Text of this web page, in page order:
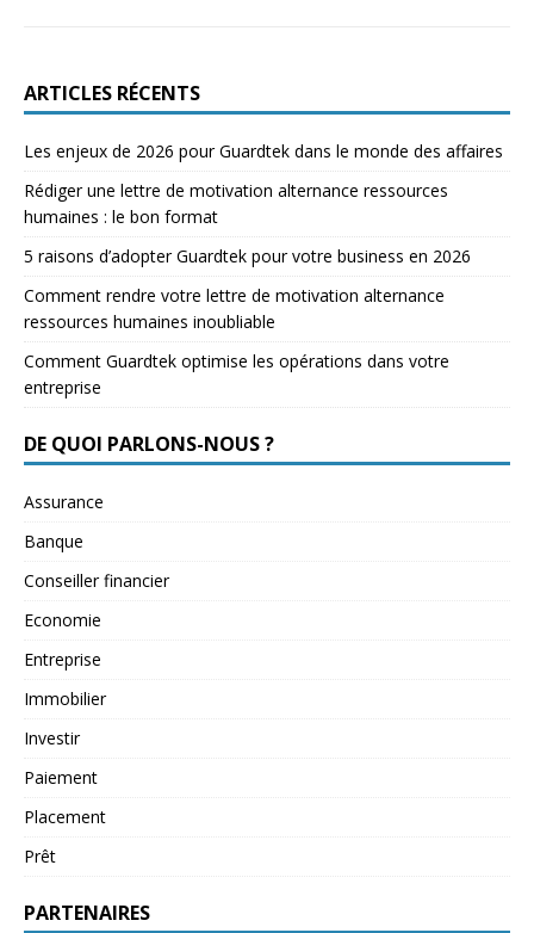
ARTICLES RÉCENTS
Les enjeux de 2026 pour Guardtek dans le monde des affaires
Rédiger une lettre de motivation alternance ressources
humaines : le bon format
5 raisons d’adopter Guardtek pour votre business en 2026
Comment rendre votre lettre de motivation alternance
ressources humaines inoubliable
Comment Guardtek optimise les opérations dans votre
entreprise
DE QUOI PARLONS-NOUS ?
Assurance
Banque
Conseiller financier
Economie
Entreprise
Immobilier
Investir
Paiement
Placement
Prêt
PARTENAIRES